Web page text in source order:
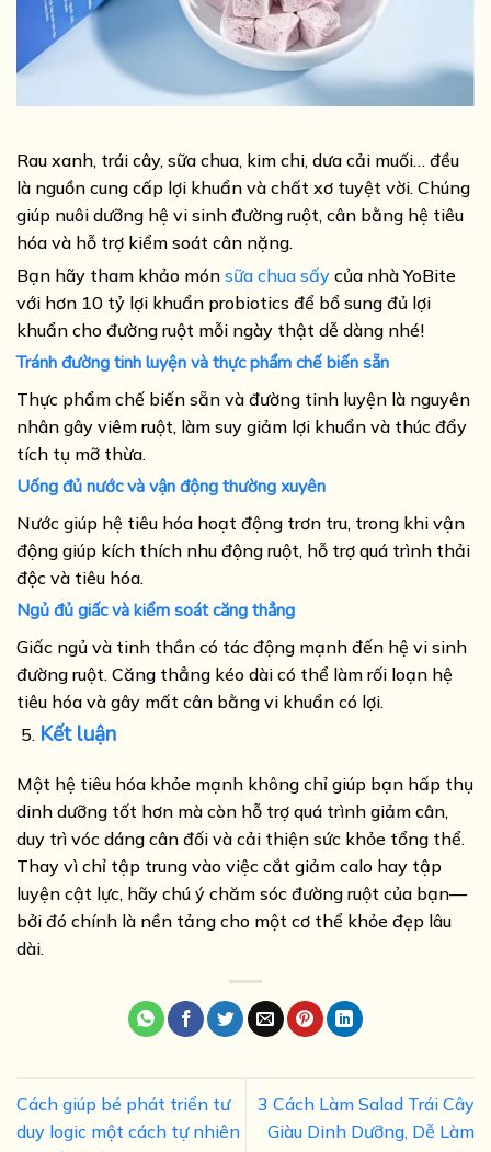
Rau xanh, trái cây, sữa chua, kim chi, dưa cải muối… đều
là nguồn cung cấp lợi khuẩn và chất xơ tuyệt vời. Chúng
giúp nuôi dưỡng hệ vi sinh đường ruột, cân bằng hệ tiêu
hóa và hỗ trợ kiểm soát cân nặng.
Bạn hãy tham khảo món sữa chua sấy của nhà YoBite
với hơn 10 tỷ lợi khuẩn probiotics để bổ sung đủ lợi
khuẩn cho đường ruột mỗi ngày thật dễ dàng nhé!
Tránh đường tinh luyện và thực phẩm chế biến sẵn
Thực phẩm chế biến sẵn và đường tinh luyện là nguyên
nhân gây viêm ruột, làm suy giảm lợi khuẩn và thúc đẩy
tích tụ mỡ thừa.
Uống đủ nước và vận động thường xuyên
Nước giúp hệ tiêu hóa hoạt động trơn tru, trong khi vận
động giúp kích thích nhu động ruột, hỗ trợ quá trình thải
độc và tiêu hóa.
Ngủ đủ giấc và kiểm soát căng thẳng
Giấc ngủ và tinh thần có tác động mạnh đến hệ vi sinh
đường ruột. Căng thẳng kéo dài có thể làm rối loạn hệ
tiêu hóa và gây mất cân bằng vi khuẩn có lợi.
Kết luận
Một hệ tiêu hóa khỏe mạnh không chỉ giúp bạn hấp thụ
dinh dưỡng tốt hơn mà còn hỗ trợ quá trình giảm cân,
duy trì vóc dáng cân đối và cải thiện sức khỏe tổng thể.
Thay vì chỉ tập trung vào việc cắt giảm calo hay tập
luyện cật lực, hãy chú ý chăm sóc đường ruột của bạn—
bởi đó chính là nền tảng cho một cơ thể khỏe đẹp lâu
dài.
Cách giúp bé phát triển tư
duy logic một cách tự nhiên
3 Cách Làm Salad Trái Cây
Giàu Dinh Dưỡng, Dễ Làm